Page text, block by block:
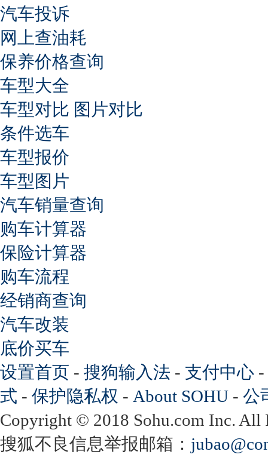
汽车投诉
网上查油耗
保养价格查询
车型大全
车型对比 图片对比
条件选车
车型报价
车型图片
汽车销量查询
购车计算器
保险计算器
购车流程
经销商查询
汽车改装
底价买车
设置首页 - 搜狗输入法 - 支付中心 -
式 - 保护隐私权 - About SOHU - 公
Copyright © 2018 Sohu.com Inc.
搜狐不良信息举报邮箱：